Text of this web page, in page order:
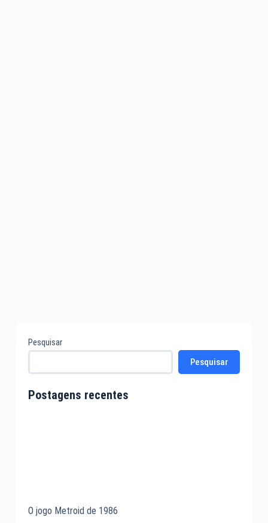
Pesquisar
Pesquisar
Postagens recentes
O jogo Metroid de 1986